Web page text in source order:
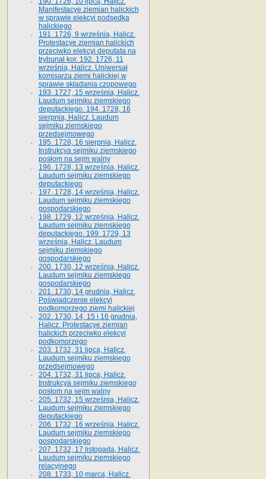
Manifestacye ziemian halickich
w sprawie elekcyi podsędka
halickiego
191. 1726, 9 września, Halicz.
Protestacye ziemian halickich
przeciwko elekcyi deputata na
trybunał kor. 192. 1726, 11
września, Halicz. Uniwersał
komisarza ziemi halickiej w
sprawie składania czopowego
193. 1727, 15 września, Halicz.
Laudum sejmiku ziemskiego
deputackiego. 194. 1728, 16
sierpnia, Halicz. Laudum
sejmiku ziemskiego
przedsejmowego
195. 1728, 16 sierpnia, Halicz.
Instrukcya sejmiku ziemskiego
posłom na sejm walny
196. 1728, 13 września, Halicz.
Laudum sejmiku ziemskiego
deputackiego
197. 1728, 14 września, Halicz.
Laudum sejmiku ziemskiego
gospodarskiego
198. 1729, 12 września, Halicz.
Laudum sejmiku ziemskiego
deputackiego. 199. 1729, 13
września, Halicz. Laudum
sejmiku ziemskiego
gospodarskiego
200. 1730, 12 września, Halicz.
Laudum sejmiku ziemskiego
gospodarskiego
201. 1730, 14 grudnia, Halicz.
Poświadczenie elekcyi
podkomorzego ziemi halickiej
202. 1730, 14, 15 i 16 grudnia,
Halicz. Protestacye ziemian
halickich przeciwko elekcyi
podkomorzego
203. 1732, 31 lipca, Halicz.
Laudum sejmiku ziemskiego
przedsejmowego
204. 1732, 31 lipca, Halicz.
Instrukcya sejmiku ziemskiego
posłom na sejm walny
205. 1732, 15 września, Halicz.
Laudum sejmiku ziemskiego
deputackiego
206. 1732, 16 września, Halicz.
Laudum sejmiku ziemskiego
gospodarskiego
207. 1732, 17 listopada, Halicz.
Laudum sejmiku ziemskiego
relacyjnego
208. 1733, 10 marca, Halicz.